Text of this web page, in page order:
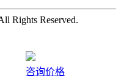
Rights Reserved.
咨询价格